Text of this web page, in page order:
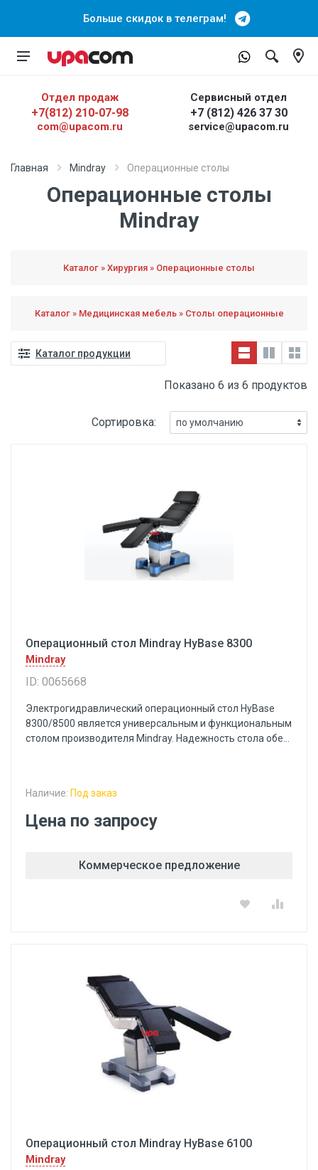
Больше скидок в телеграм!
Отдел продаж
+7(812) 210-07-98
com@upacom.ru
Сервисный отдел
+7 (812) 426 37 30
service@upacom.ru
Главная Mindray Операционные столы
Операционные столы
Mindray
Каталог » Хирургия » Операционные столы
Каталог » Медицинская мебель » Столы операционные
Каталог продукции
Показано 6 из 6 продуктов
Сортировка:
Операционный стол Mindray HyBase 8300
Mindray
ID: 0065668
Электрогидравлический операционный стол HyBase
8300/8500 является универсальным и функциональным
столом производителя Mindray. Надежность стола обе...
Наличие: Под заказ
Цена по запросу
Коммерческое предложение
Операционный стол Mindray HyBase 6100
Mindray